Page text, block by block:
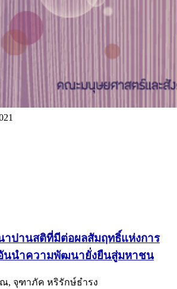
าปานสติที่มีต่อผลสัมฤทธิ์แห่งการ
นนำความพัฒนายั่งยืนสู่มหาชน
, จุฑาภัค หริรักษ์ธำรง